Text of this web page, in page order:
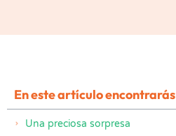
En este artículo encontrarás
Una preciosa sorpresa